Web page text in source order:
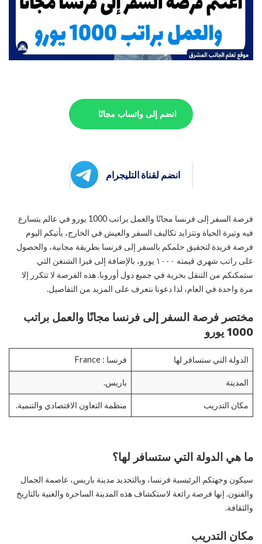
انضم إلى واتساب مجانًا
انضم لقناة التليجرام
فرصة السفر إلى فرنسا مجانًا والعمل براتب 1000 يورو في عالم يتسارع
فيه وتيرة الحياة وتتزايد تكاليف السفر والعيش في الخارج، يأتيكم اليوم
فرصة فريدة لتحقيق حلمكم بالسفر إلى فرنسا بطريقة مجانية، والحصول
على راتب شهري قيمته ١٠٠٠ يورو، بالإضافة إلى فيزا الشنغن التي
ستمكنكم من التنقل بحرية في جميع دول أوروبا. هذه الفرصة لا تتكرر إلا
مرة واحدة في العام، لذا دعونا نتعرف على المزيد من التفاصيل.
مختصر فرصة السفر إلى فرنسا مجانًا والعمل براتب
1000 يورو
الدولة التي ستسافر لها فرنسا : France
المدينة باريس.
مكان التدريب منظمة التعاون الاقتصادي والتنمية.
ما هي الدولة التي ستسافر لها؟
سيكون وجهتكم الرئيسية فرنسا، وبالتحديد مدينة باريس، عاصمة الجمال
والفنون. إنها فرصة رائعة لاستكشاف هذه المدينة الساحرة والغنية بالتاريخ
والثقافة.
مكان التدريب